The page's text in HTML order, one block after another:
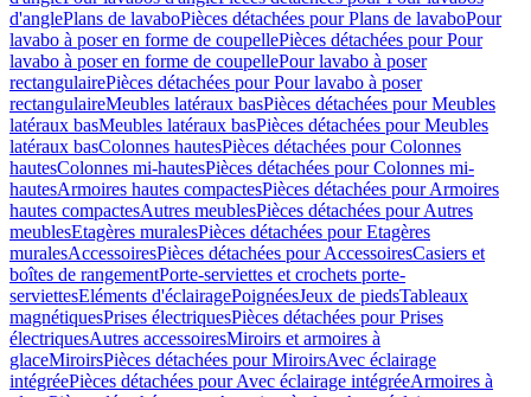
d'anglePlans de lavaboPièces détachées pour Plans de lavaboPour
lavabo à poser en forme de coupellePièces détachées pour Pour
lavabo à poser en forme de coupellePour lavabo à poser
rectangulairePièces détachées pour Pour lavabo à poser
rectangulaireMeubles latéraux basPièces détachées pour Meubles
latéraux basMeubles latéraux basPièces détachées pour Meubles
latéraux basColonnes hautesPièces détachées pour Colonnes
hautesColonnes mi-hautesPièces détachées pour Colonnes mi-
hautesArmoires hautes compactesPièces détachées pour Armoires
hautes compactesAutres meublesPièces détachées pour Autres
meublesEtagères muralesPièces détachées pour Etagères
muralesAccessoiresPièces détachées pour AccessoiresCasiers et
boîtes de rangementPorte-serviettes et crochets porte-
serviettesEléments d'éclairagePoignéesJeux de piedsTableaux
magnétiquesPrises électriquesPièces détachées pour Prises
électriquesAutres accessoiresMiroirs et armoires à
glaceMiroirsPièces détachées pour MiroirsAvec éclairage
intégréePièces détachées pour Avec éclairage intégréeArmoires à